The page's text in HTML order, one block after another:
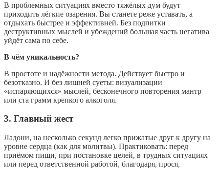
В проблемных ситуациях вместо тяжёлых дум будут
приходить лёгкие озарения. Вы станете реже уставать, а
отдыхать быстрее и эффективней. Без подпитки
деструктивных мыслей и убеждений большая часть негатива
уйдёт сама по себе.
В чём уникальность?
В простоте и надёжности метода. Действует быстро и
безотказно. И без лишней суеты: визуализации
«испаряющихся» мыслей, бесконечного повторения мантр
или ста грамм крепкого алкоголя.
3. Главный жест
Ладони, на несколько секунд легко прижатые друг к другу на
уровне сердца (как для молитвы). Практиковать: перед
приёмом пищи, при постановке целей, в трудных ситуациях
или перед ответственной работой, благодаря, прося,